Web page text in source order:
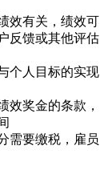
效有关，绩效可
反馈或其他评估
个人目标的实现
效奖金的条款，
需要缴税，雇员